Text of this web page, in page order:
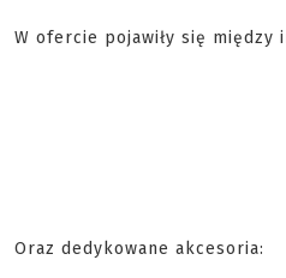
W ofercie pojawiły się
Oraz dedykowane akcesoria: